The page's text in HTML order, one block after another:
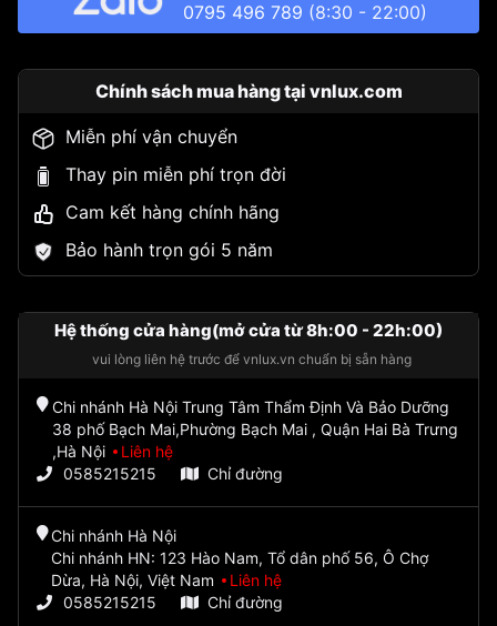
0795 496 789 (8:30 - 22:00)
Chính sách mua hàng tại vnlux.com
Miễn phí vận chuyển
Thay pin miễn phí trọn đời
Cam kết hàng chính hãng
Bảo hành trọn gói 5 năm
Hệ thống cửa hàng(mở cửa từ 8h:00 - 22h:00)
vui lòng liên hệ trước để vnlux.vn chuẩn bị sẵn hàng
Chi nhánh Hà Nội Trung Tâm Thẩm Định Và Bảo Dưỡng
38 phố Bạch Mai,Phường Bạch Mai , Quận Hai Bà Trưng
,Hà Nội
Liên hệ
0585215215
Chỉ đường
Chi nhánh Hà Nội
Chi nhánh HN: 123 Hào Nam, Tổ dân phố 56, Ô Chợ
Dừa, Hà Nội, Việt Nam
Liên hệ
0585215215
Chỉ đường